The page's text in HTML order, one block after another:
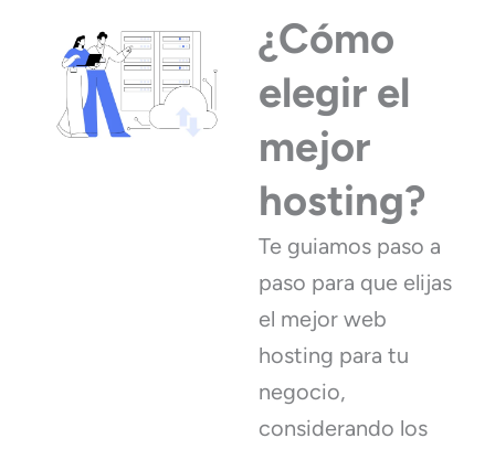
¿Cómo
elegir el
mejor
hosting?
Te guiamos paso a
paso para que elijas
el mejor web
hosting para tu
negocio,
considerando los